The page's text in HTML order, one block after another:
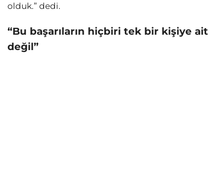
olduk.” dedi.
“Bu başarıların hiçbiri tek bir kişiye ait
değil”